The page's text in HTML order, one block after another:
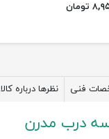
فنی نظرها درباره کالا
سه درب مدرن